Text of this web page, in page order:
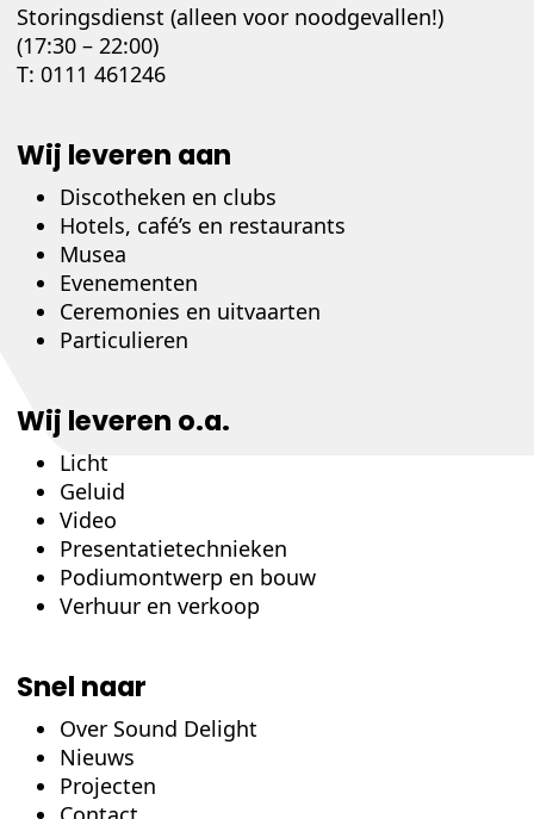
Storingsdienst (alleen voor noodgevallen!)
(17:30 – 22:00)
T: 0111 461246
Wij leveren aan
Discotheken en clubs
Hotels, café’s en restaurants
Musea
Evenementen
Ceremonies en uitvaarten
Particulieren
Wij leveren o.a.
Licht
Geluid
Video
Presentatietechnieken
Podiumontwerp en bouw
Verhuur en verkoop
Snel naar
Over Sound Delight
Nieuws
Projecten